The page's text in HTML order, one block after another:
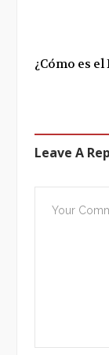
¿Cómo es
Leave A